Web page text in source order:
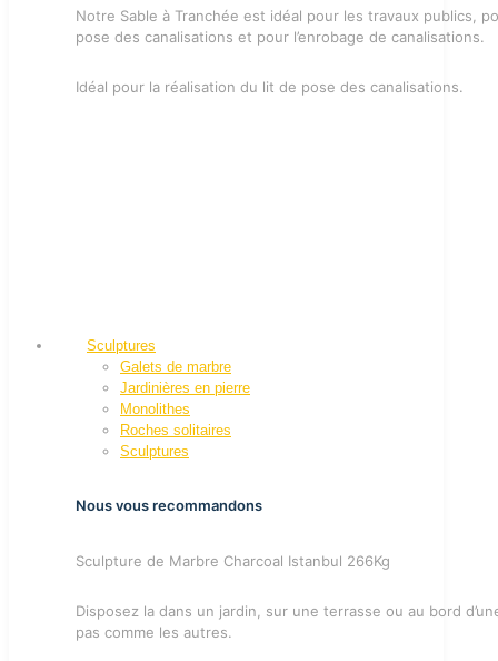
Notre Sable à Tranchée est idéal pour les travaux publics,
pose des canalisations et pour l’enrobage de canalisations.
Idéal pour la réalisation du lit de pose des canalisations.
Sculptures
Galets de marbre
Jardinières en pierre
Monolithes
Roches solitaires
Sculptures
Nous vous recommandons
Sculpture de Marbre Charcoal Istanbul 266Kg
Disposez la dans un jardin, sur une terrasse ou au bord
pas comme les autres.